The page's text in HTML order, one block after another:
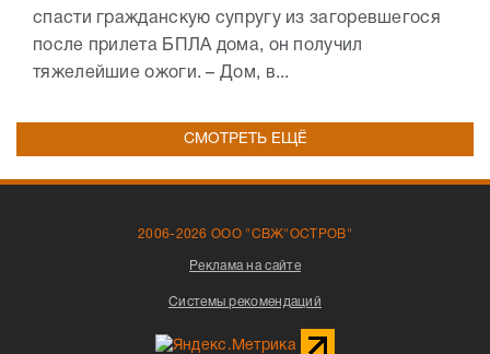
спасти гражданскую супругу из загоревшегося
после прилета БПЛА дома, он получил
тяжелейшие ожоги. – Дом, в...
СМОТРЕТЬ ЕЩЁ
2006-2026 ООО "СВЖ"ОСТРОВ"
Реклама на сайте
Системы рекомендаций